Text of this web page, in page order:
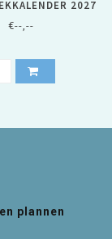
2027
SCHILD - 1
€--,--
plannen